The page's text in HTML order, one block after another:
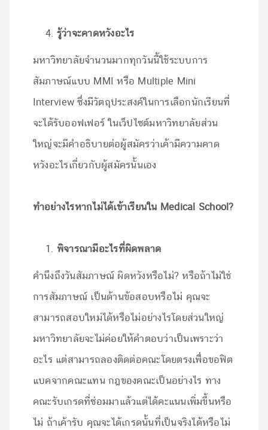
รู้ว่าจะคาดหวังอะไร
มหาวิทยาลัยจำนวนมากทุกวันนี้ใช้ระบบการ
สัมภาษณ์แบบ MMI หรือ Multiple Mini
Interview ซึ่งมีวัตถุประสงค์ในการเลือกนักเรียนที่
จะได้รับออฟเฟอร์ ในเว็ปไซต์มหาวิทยาลัยส่วน
ใหญ่จะมีคำอธิบายต่อผู้สมัครว่าเค้ามีความคาด
หวังอะไรเกี่ยวกับผู้สมัครนั้นเอง
ทำอย่างไรหากไม่ได้เข้าเรียนใน Medical School?
พิจารณามีอะไรที่ผิดพลาด
คำนึงถึงวันสัมภาษณ์ ผิดหวังหรือไม่? หรือถ้าไม่ใช่
การสัมภาษณ์ เป็นด้านข้อสอบหรือไม่ คุณจะ
สามารถสอบใหม่ได้หรือไม่อย่างไรโดยส่วนใหญ่
มหาวิทยาลัยจะไม่ค่อยให้คำตอบว่าเป็นเพราะว่า
อะไร แต่สามารถลองติดต่อคณะโดยตรงเพื่อขอฟิต
แบคจากคณะแทน กฎของคณะเป็นอย่างไร ทาง
คณะรับเกรดที่ซ่อมมาแล้วแต่ได้คะแนนเพิ่มขึ้นหรือ
ไม่ ถ้าเค้ารับ คุณจะได้เกรดนั้นที่เป็นจริงได้หรือไม่